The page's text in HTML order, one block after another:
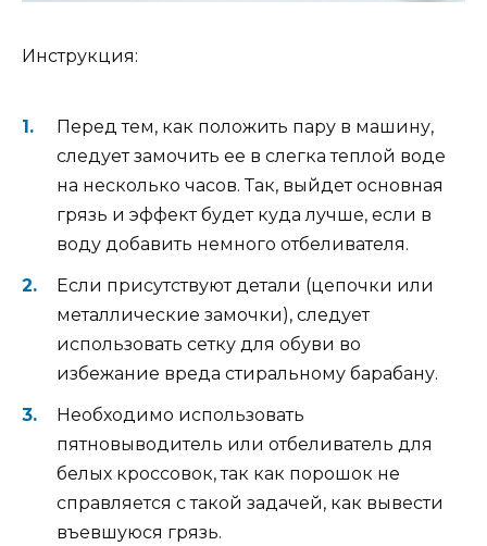
Инструкция:
Перед тем, как положить пару в машину,
следует замочить ее в слегка теплой воде
на несколько часов. Так, выйдет основная
грязь и эффект будет куда лучше, если в
воду добавить немного отбеливателя.
Если присутствуют детали (цепочки или
металлические замочки), следует
использовать сетку для обуви во
избежание вреда стиральному барабану.
Необходимо использовать
пятновыводитель или отбеливатель для
белых кроссовок, так как порошок не
справляется с такой задачей, как вывести
въевшуюся грязь.